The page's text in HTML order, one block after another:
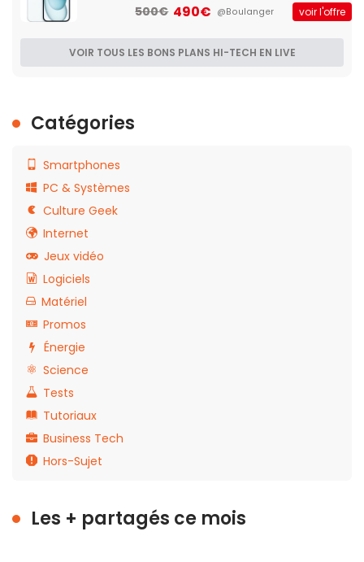
500€ 490€ @Boulanger voir l'offre
VOIR TOUS LES BONS PLANS HI-TECH EN LIVE
Catégories
Smartphones
PC & Systèmes
Culture Geek
Internet
Jeux vidéo
Logiciels
Matériel
Promos
Énergie
Science
Tests
Tutoriaux
Business Tech
Hors-Sujet
Les + partagés ce mois